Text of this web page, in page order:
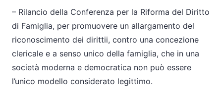
– Rilancio della Conferenza per la Riforma del Diritto
di Famiglia, per promuovere un allargamento del
riconoscimento dei dirittii, contro una concezione
clericale e a senso unico della famiglia, che in una
società moderna e democratica non può essere
l’unico modello considerato legittimo.